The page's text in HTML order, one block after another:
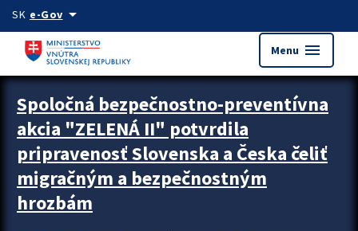
Preskocit na hlavný obsah
SK e-Govarrow_drop_down
Menu menu
Zastavit automatický posun upútavok
Spoločná bezpečnostno-preventívna
akcia "ZELENÁ II" potvrdila
pripravenosť Slovenska a Česka čeliť
migračným a bezpečnostným
hrozbám